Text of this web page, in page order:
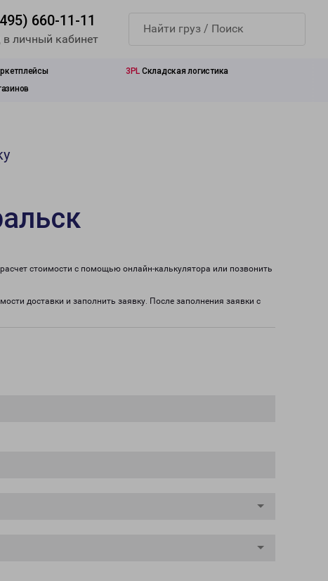
660-11-11
в личный кабинет
3PL Складская логистика
стоимости с помощью онлайн-калькулятора или позвонить
доставки и заполнить заявку. После заполнения заявки с